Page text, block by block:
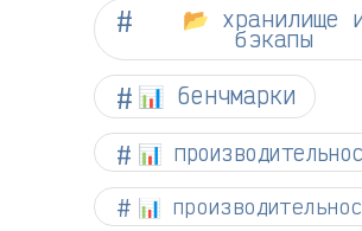
📂 хранилище
бэкапы
📊 бенчмарки
📊
📊